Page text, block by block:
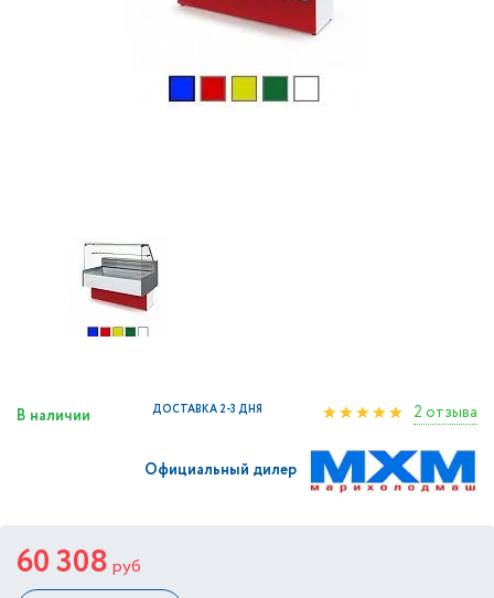
В наличии ДОСТАВКА 2-3 ДНЯ 2 отзыва
Официальный дилер
60 308 руб